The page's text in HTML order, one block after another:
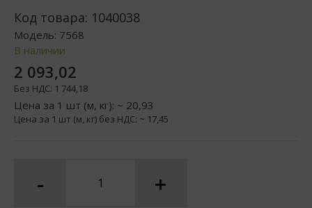
Код товара: 1040038
Модель: 7568
В наличии
2 093,02
Без НДС: 1 744,18
Цена за 1 шт (м, кг): ~ 20,93
Цена за 1 шт (м, кг) без НДС: ~ 17,45
- +